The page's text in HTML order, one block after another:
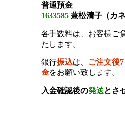
普通預金
1633585 兼松清子（カ
各手数料は、お客様ご
たします。
銀行振込は、 ご注文後
金をお願い致します。
入金確認後の発送とさ